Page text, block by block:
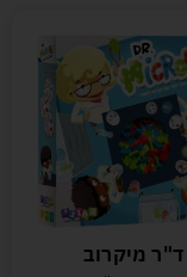
ד"ר מיקרוב